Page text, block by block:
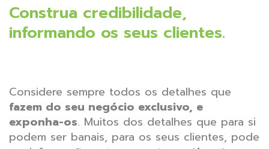
Construa credibilidade,
informando os seus clientes.
Considere sempre todos os detalhes que
fazem do seu negócio exclusivo, e
exponha-os. Muitos dos detalhes que para si
podem ser banais, para os seus clientes, pode